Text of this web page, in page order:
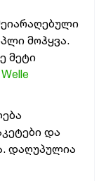
მოჰყვა.
მეტი
და
დაღუპულია